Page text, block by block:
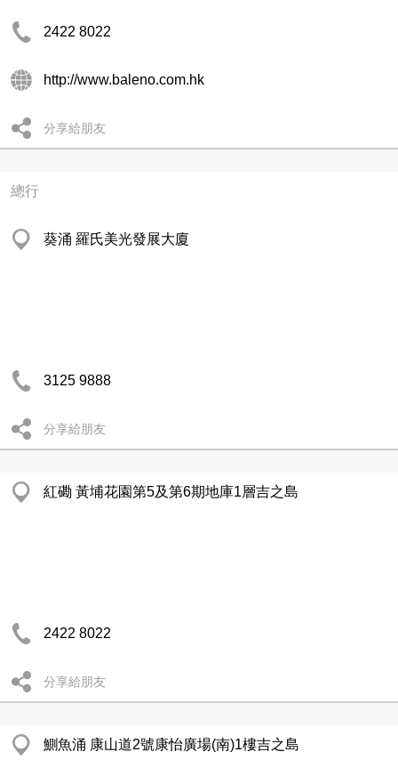
2422 8022
http://www.baleno.com.hk
分享給朋友
總行
葵涌 羅氏美光發展大廈
3125 9888
分享給朋友
紅磡 黃埔花園第5及第6期地庫1層吉之島
2422 8022
分享給朋友
鰂魚涌 康山道2號康怡廣場(南)1樓吉之島